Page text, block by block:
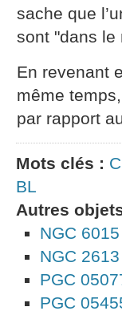
sache que
sont "dans le
En revenant
même
par rapport
Mots clés :
BL
Autres
NGC 6015
NGC
PGC
PGC